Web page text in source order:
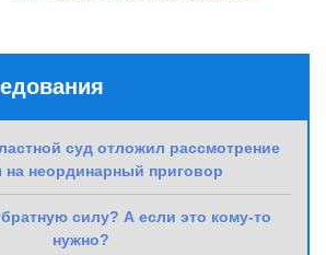
суд отложил рассмотрение
неординарный приговор
силу? А если это кому-то
нужно?